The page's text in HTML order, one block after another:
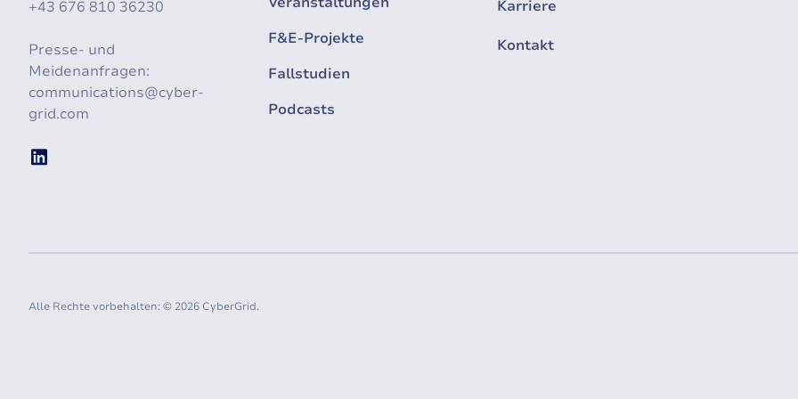
+43 676 810 36230
Presse- und
Meidenanfragen:
communications@cyber-
grid.com
F&E-Projekte
Fallstudien
Podcasts
Karriere
Kontakt
Alle Rechte vorbehalten: © 2026 CyberGrid.